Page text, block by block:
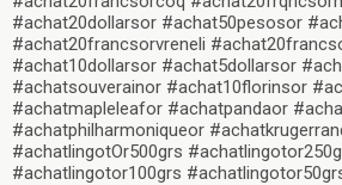
#achat20dollarsor #achat50pesosor
#achat20francsorvreneli
#achat10dollarsor #achat5dollarsor
#achatsouverainor #achat10florinsor
#achatmapleleafor #achatpandaor
#achatphilharmoniqueor
#achatlingotOr500grs
#achatlingotor100grs